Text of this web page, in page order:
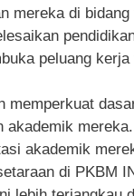
mereka di bidang
peluang
memperkuat
akademik
di PKBM